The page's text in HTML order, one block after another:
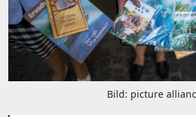
Bild: picture